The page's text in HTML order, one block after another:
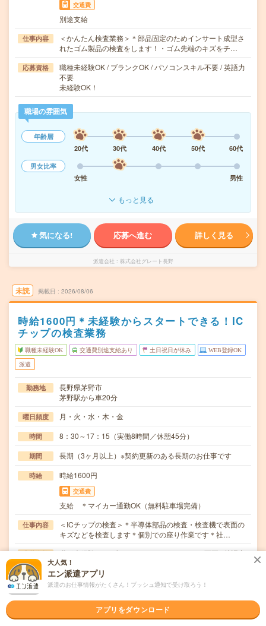
交通費
別途支給
仕事内容
＜かんたん検査業務＞＊部品固定のためインサート成型さ
れたゴム製品の検査をします！・ゴム先端のキズをチ…
応募資格
職種未経験OK / ブランクOK / パソコンスキル不要 / 英語力
不要
未経験OK！
職場の雰囲気
年齢層
20代
30代 40代 50代
60代
男女比率
女性
男性
もっと見る
気になる! 応募へ進む 詳しく見る
派遣会社 株式会社グレート長野
未読 掲載日 2026/08/06
時給1600円＊未経験からスタートできる！IC
チップの検査業務
職種未経験OK 交通費別途支給あり 土日祝日が休み WEB登録OK
派遣
勤務地
長野県茅野市
茅野駅から車20分
曜日頻度 月・火・水・木・金
時間 8：30～17：15（実働8時間／休憩45分）
期間 長期（3ヶ月以上）※契約更新のある長期のお仕事です
時給 時給1600円
交通費
支給 ＊マイカー通勤OK（無料駐車場完備）
仕事内容
＜ICチップの検査＞＊半導体部品の検査・検査機で表面の
キズなどを検査します＊個別での座り作業です＊社…
応募資格
職種未経験OK / ブランクOK / パソコンスキル不要 / 英語力
不要
不問
職場の雰囲気
大人気！
エン派遣アプリ
派遣のお仕事情報がたくさん！プッシュ通知で受け取ろう！
アプリをダウンロード